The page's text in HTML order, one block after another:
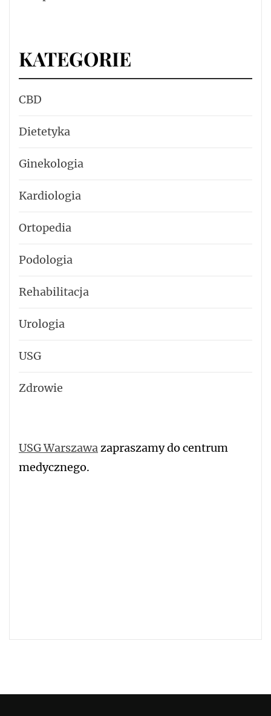
KATEGORIE
CBD
Dietetyka
Ginekologia
Kardiologia
Ortopedia
Podologia
Rehabilitacja
Urologia
USG
Zdrowie
USG Warszawazapraszamy do centrum
medycznego.